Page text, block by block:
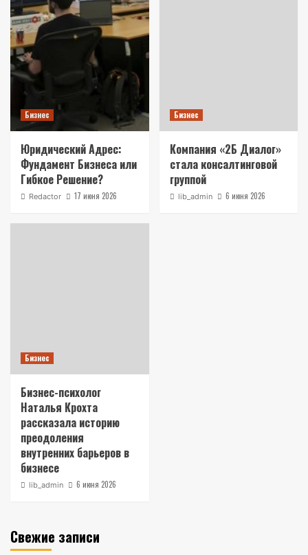
Бизнес
Юридический Адрес:
Фундамент Бизнеса или
Гибкое Решение?
Redactor 17 июня 2026
Бизнес
Компания «2Б Диалог»
стала консалтинговой
группой
lib_admin 6 июня 2026
Бизнес
Бизнес-психолог
Наталья Крохта
рассказала историю
преодоления
внутренних барьеров в
бизнесе
lib_admin 6 июня 2026
Свежие записи